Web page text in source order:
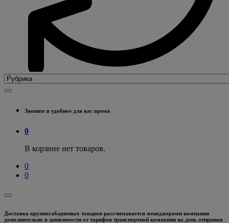
Звоните в удобное для вас время
0
В корзине нет товаров.
0
0
Доставка крупногабаритных товаров рассчитывается менеджерами компании
дополнительно в зависимости от тарифов транспортной компании на день отправки